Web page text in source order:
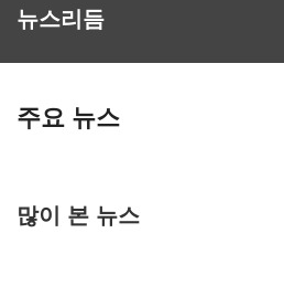
뉴스리듬
주요 뉴스
많이 본 뉴스